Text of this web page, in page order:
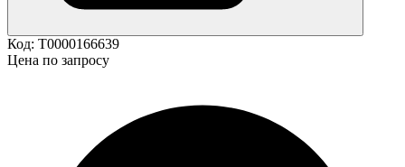
Код: Т0000166639
Цена по запросу